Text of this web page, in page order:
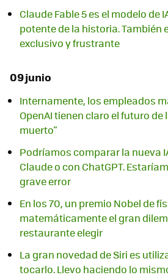
Claude Fable 5 es el modelo de
potente de la historia. También
exclusivo y frustrante
09 junio
Internamente, los empleados
OpenAI tienen claro el futuro de
muerto"
Podríamos comparar la nueva
Claude o con ChatGPT.
grave error
En los 70, un premio Nobel de
matemáticamente el gran
restaurante elegir
La gran novedad de Siri es
tocarlo. Llevo haciendo lo